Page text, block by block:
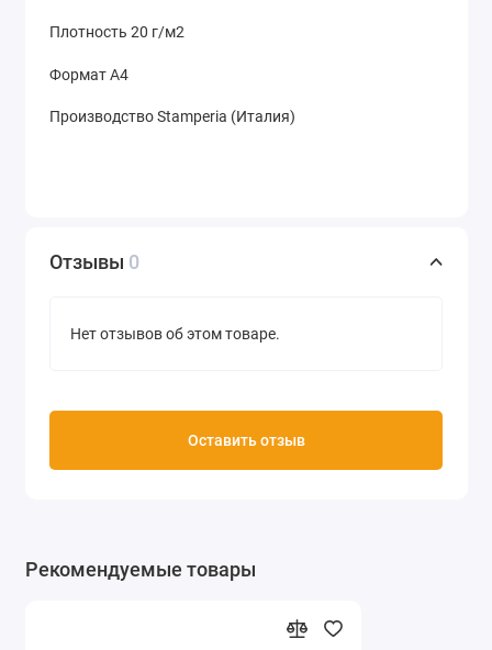
Плотность 20 г/м2
Формат А4
Производство Stamperia (Италия)
Отзывы 0
Нет отзывов об этом товаре.
Оставить отзыв
Рекомендуемые товары